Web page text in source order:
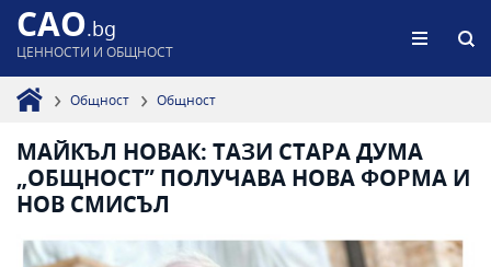
CAO.bg
ЦЕННОСТИ И ОБЩНОСТ
Общност Общност
МАЙКЪЛ НОВАК: ТАЗИ СТАРА ДУМА
„ОБЩНОСТ” ПОЛУЧАВА НОВА ФОРМА И
НОВ СМИСЪЛ